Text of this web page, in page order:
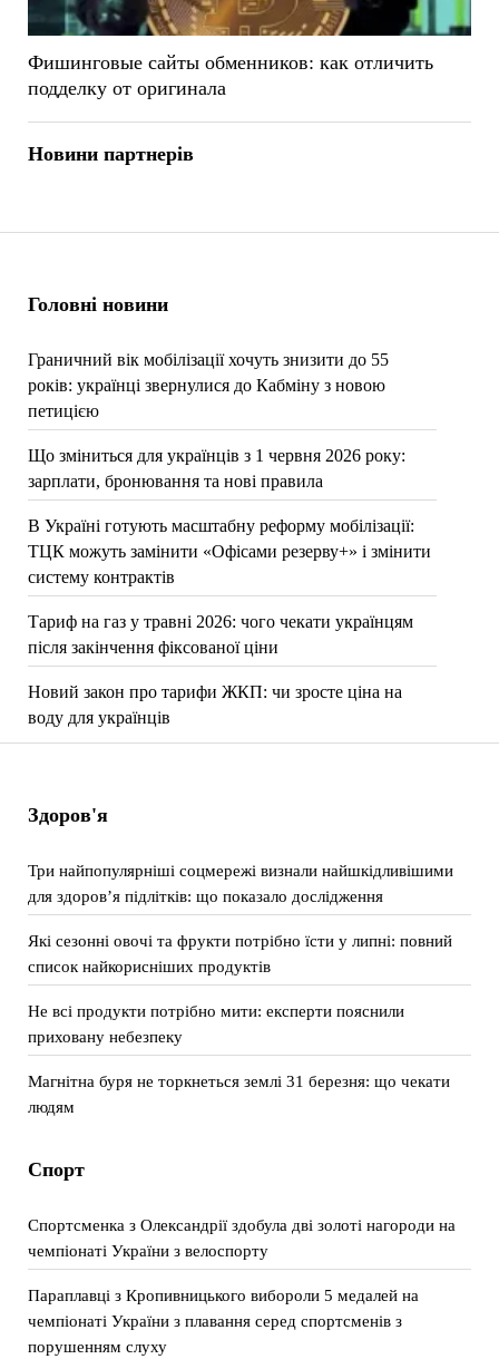
Головні новини
Граничний вік мобілізації хочуть знизити до 55
років: українці звернулися до Кабміну з новою
петицією
Що зміниться для українців з 1 червня 2026 року:
зарплати, бронювання та нові правила
В Україні готують масштабну реформу мобілізації:
ТЦК можуть замінити «Офісами резерву+» і змінити
систему контрактів
Тариф на газ у травні 2026: чого чекати українцям
після закінчення фіксованої ціни
Новий закон про тарифи ЖКП: чи зросте ціна на
воду для українців
Фишинговые сайты обменников: как отличить
подделку от оригинала
Новини партнерів
Здоров'я
Три найпопулярніші соцмережі визнали найшкідливішими
для здоров’я підлітків: що показало дослідження
Які сезонні овочі та фрукти потрібно їсти у липні: повний
список найкорисніших продуктів
Не всі продукти потрібно мити: експерти пояснили
приховану небезпеку
Магнітна буря не торкнеться землі 31 березня: що чекати
людям
Спорт
Спортсменка з Олександрії здобула дві золоті нагороди на
чемпіонаті України з велоспорту
Параплавці з Кропивницького вибороли 5 медалей на
чемпіонаті України з плавання серед спортсменів з
порушенням слуху